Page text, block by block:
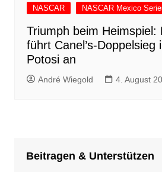
NASCAR NASCAR Mexico
Triumph beim Heimspiel:
führt Canel’s-Doppelsieg
Potosi an
André Wiegold 4. August
Beitragen & Unterstützen